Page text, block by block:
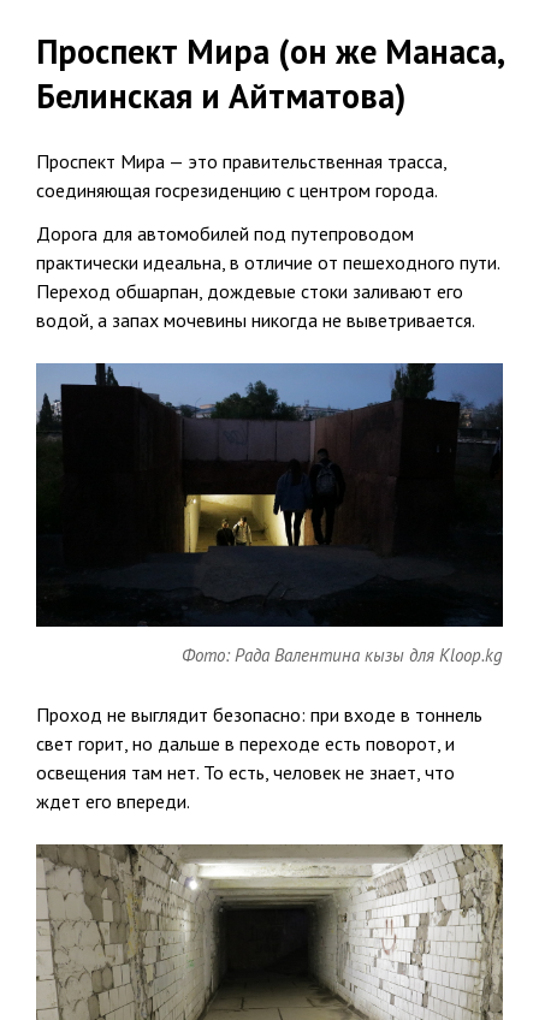
Проспект Мира (он же Манаса,
Белинская и Айтматова)
Проспект Мира — это правительственная трасса,
соединяющая госрезиденцию с центром города.
Дорога для автомобилей под путепроводом
практически идеальна, в отличие от пешеходного пути.
Переход обшарпан, дождевые стоки заливают его
водой, а запах мочевины никогда не выветривается.
Фото: Рада Валентина кызы для Kloop.kg
Проход не выглядит безопасно: при входе в тоннель
свет горит, но дальше в переходе есть поворот, и
освещения там нет. То есть, человек не знает, что
ждет его впереди.